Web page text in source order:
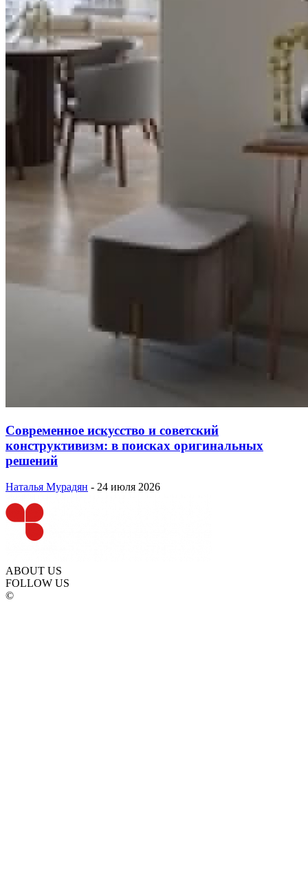
Современное искусство и советский
конструктивизм: в поисках оригинальных
решений
Наталья Мурадян - 24 июля 2026
ABOUT US
FOLLOW US
©